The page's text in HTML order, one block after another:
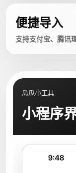
便捷导入
支持支付宝、腾讯
瓜瓜小工具
小程序